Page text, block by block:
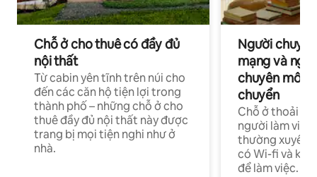
Chỗ ở cho thuê có đầy đủ
nội thất
Từ cabin yên tĩnh trên núi cho
đến các căn hộ tiện lợi trong
thành phố – những chỗ ở cho
thuê đầy đủ nội thất này được
trang bị mọi tiện nghi như ở
nhà.
Người
mạng và
chuyên môn
chuyển
Chỗ ở thoải
người làm việc
thường xuyên
có Wi-fi và
để làm việc.